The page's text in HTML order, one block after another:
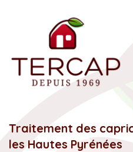
Traitement des
les Hautes Pyrénées